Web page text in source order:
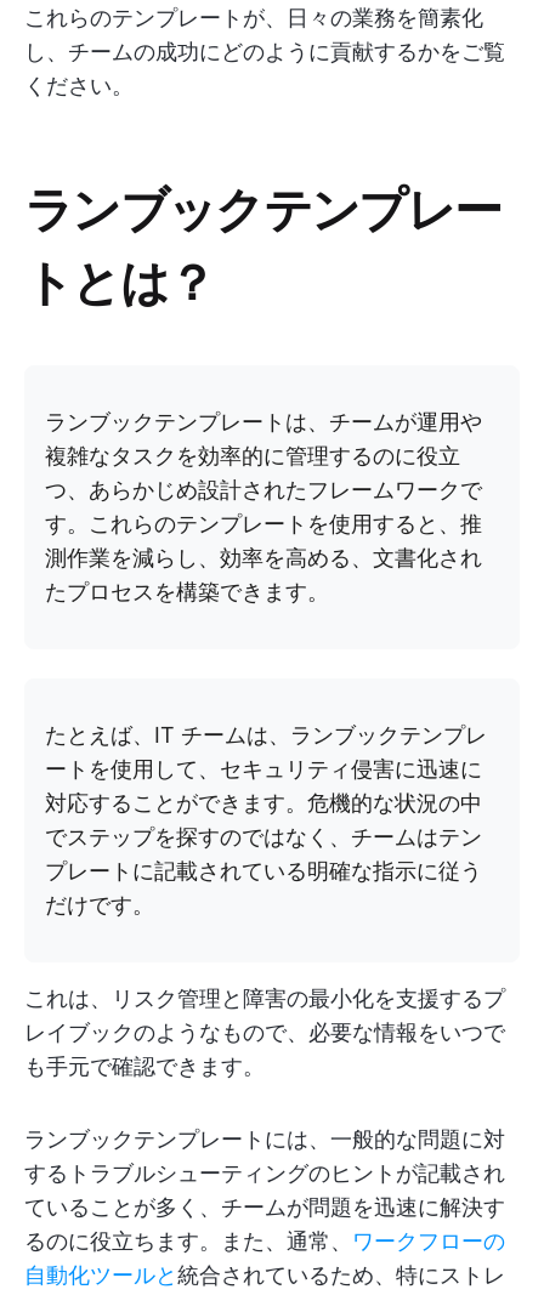
これらのテンプレートが、日々の業務を簡素化
し、チームの成功にどのように貢献するかをご覧
ください。
ランブックテンプレー
トとは？
ランブックテンプレートは、チームが運用や
複雑なタスクを効率的に管理するのに役立
つ、あらかじめ設計されたフレームワークで
す。これらのテンプレートを使用すると、推
測作業を減らし、効率を高める、文書化され
たプロセスを構築できます。
たとえば、IT チームは、ランブックテンプレ
ートを使用して、セキュリティ侵害に迅速に
対応することができます。危機的な状況の中
でステップを探すのではなく、チームはテン
プレートに記載されている明確な指示に従う
だけです。
これは、リスク管理と障害の最小化を支援するプ
レイブックのようなもので、必要な情報をいつで
も手元で確認できます。
ランブックテンプレートには、一般的な問題に対
するトラブルシューティングのヒントが記載され
ていることが多く、チームが問題を迅速に解決す
るのに役立ちます。また、通常、 ワークフローの
自動化ツールと統合されているため、特にストレ